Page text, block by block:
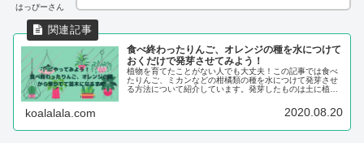
はっぴーさん
食べ終わったりんご、オレンジの種を水につけて
おくだけで発芽させてみよう！
植物を育てたことがない人でも大丈夫！この記事では食べ
たりんご、ミカンなどの柑橘類の種を水につけて発芽させ
る方法について紹介しています。発芽したものは土に植え
部屋に緑の植物が欲しいけど、購入するのはなぁ...そんな
koalalala.com 2020.08.20